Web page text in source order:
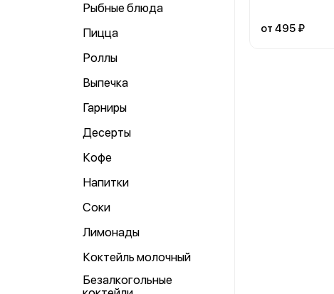
Рыбные блюда
Пицца
Роллы
Выпечка
Гарниры
Десерты
Кофе
Напитки
Соки
Лимонады
Коктейль молочный
Безалкогольные
от 495 ₽